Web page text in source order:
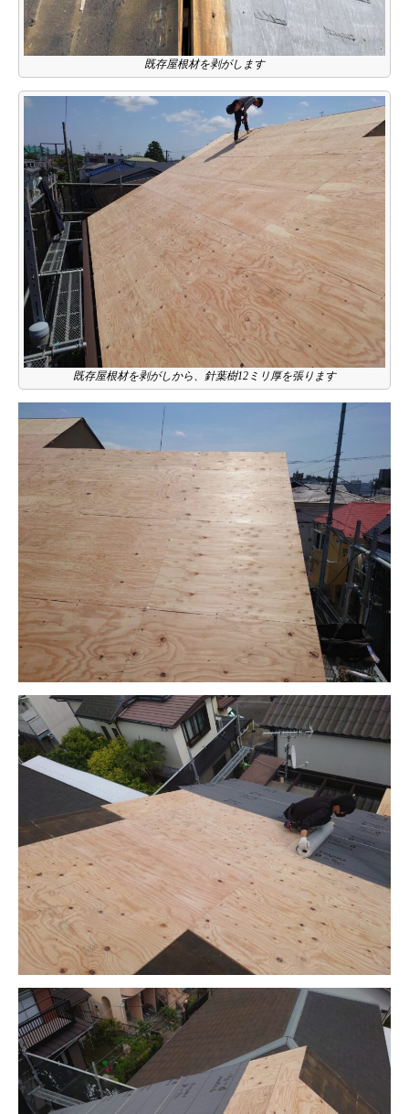
既存屋根材を剥がします
既存屋根材を剥がしから、針葉樹12ミリ厚を張ります